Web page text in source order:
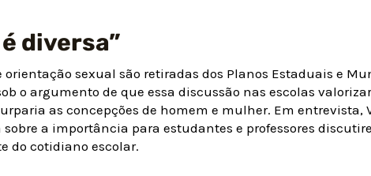
diversa”
orientação sexual são retiradas dos Planos Estaduais e
o argumento de que essa discussão nas escolas
as concepções de homem e mulher. Em entrevista,
sobre a importância para estudantes e professores
do cotidiano escolar.